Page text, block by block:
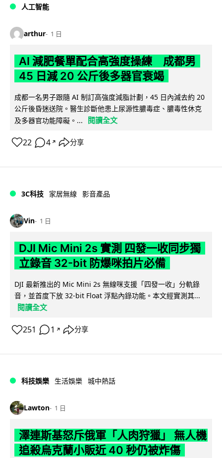
人工智能
arthur 1 日
AI 減肥餐單配合高強度操練 成都男
45 日減 20 公斤後多器官衰竭
成都一名男子跟隨 AI 制訂高強度減脂計劃，45 日內減去約 20
公斤後昏迷送院。醫生診斷他患上尿源性膿毒症、膿毒性休克
及多器官功能障礙。...
閱讀全文
22 4 ↗ 分享
3C科技 家居無線 影音產品
Vin 1 日
DJI Mic Mini 2s 實測 四發一收同步獨
立錄音 32-bit 防爆咪拍片必備
DJI 最新推出的 Mic Mini 2s 無線咪支援「四發一收」分軌錄
音，並首度下放 32-bit Float 浮點內錄功能。本文經實測其...
閱讀全文
251 1 ↗ 分享
科技娛樂 生活娛樂 城中熱話
Lawton 1 日
澤連斯基怒斥俄軍「人肉狩獵」 無人機
追殺烏克蘭小販近 40 秒仍被炸傷